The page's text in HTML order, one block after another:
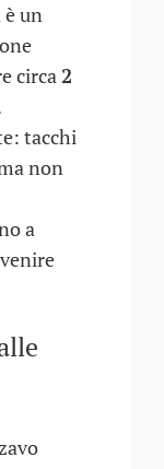
è un
circa2
tacchi
non
a